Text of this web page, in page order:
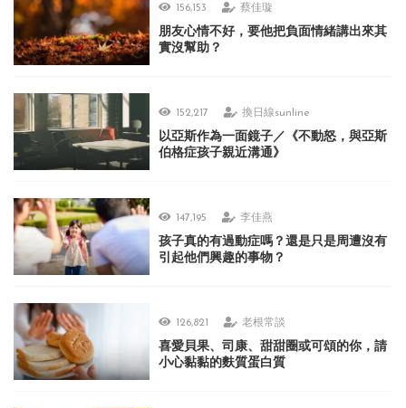
156,153 蔡佳璇
朋友心情不好，要他把負面情緒講出來其
實沒幫助？
152,217 換日線sunline
以亞斯作為一面鏡子／《不動怒，與亞斯
伯格症孩子親近溝通》
147,195 李佳燕
孩子真的有過動症嗎？還是只是周遭沒有
引起他們興趣的事物？
126,821 老根常談
喜愛貝果、司康、甜甜圈或可頌的你，請
小心黏黏的麩質蛋白質